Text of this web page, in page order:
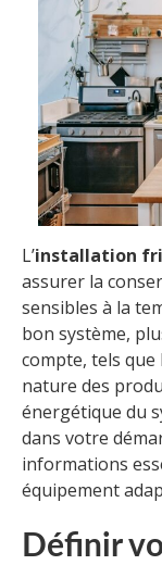
L’installation
assurer la
sensibles à la
bon système,
compte, tels que
nature des
énergétique du
dans votre
informations
équipement
Définir